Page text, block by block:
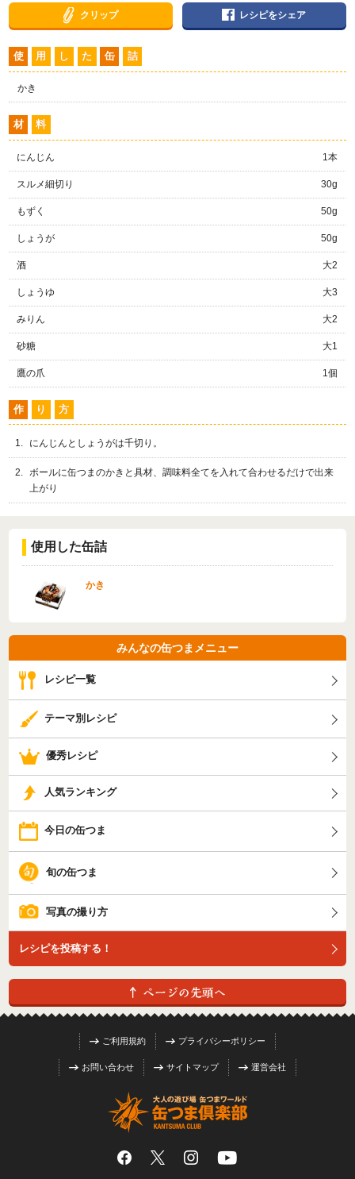
クリップ レシピをシェア
使 用 し た 缶 詰
かき
材 料
にんじん 1本
スルメ細切り 30g
もずく 50g
しょうが 50g
酒 大2
しょうゆ 大3
みりん 大2
砂糖 大1
鷹の爪 1個
作 り 方
にんじんとしょうがは千切り。
ボールに缶つまのかきと具材、調味料全てを入れて合わせるだけで出来
上がり
使用した缶詰
かき
みんなの缶つまメニュー
レシピ一覧
テーマ別レシピ
優秀レシピ
人気ランキング
今日の缶つま
旬の缶つま
写真の撮り方
レシピを投稿する！
ご利用規約 プライバシーポリシー
お問い合わせ サイトマップ 運営会社